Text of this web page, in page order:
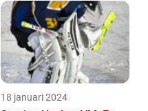
18 januari 2024